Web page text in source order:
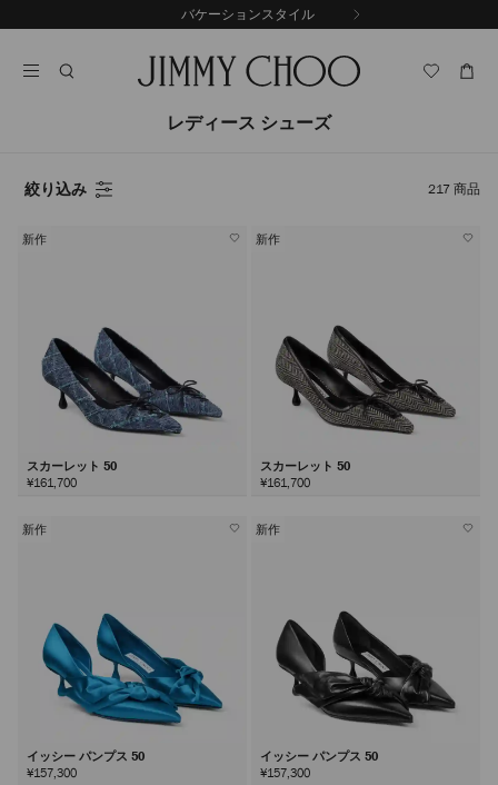
ン
ス
ラ
バケーションスタイル
レディース シューズ
絞り込み 217商品
新作
スカーレット 50
¥161,700
新作
スカーレット 50
¥161,700
新作
イッシー パンプス 50
¥157,300
新作
イッシー パンプス 50
¥157,300